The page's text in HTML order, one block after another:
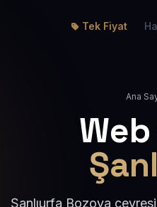
Tek Fiyat
Ana
Web
Şanlıurfa Bozova